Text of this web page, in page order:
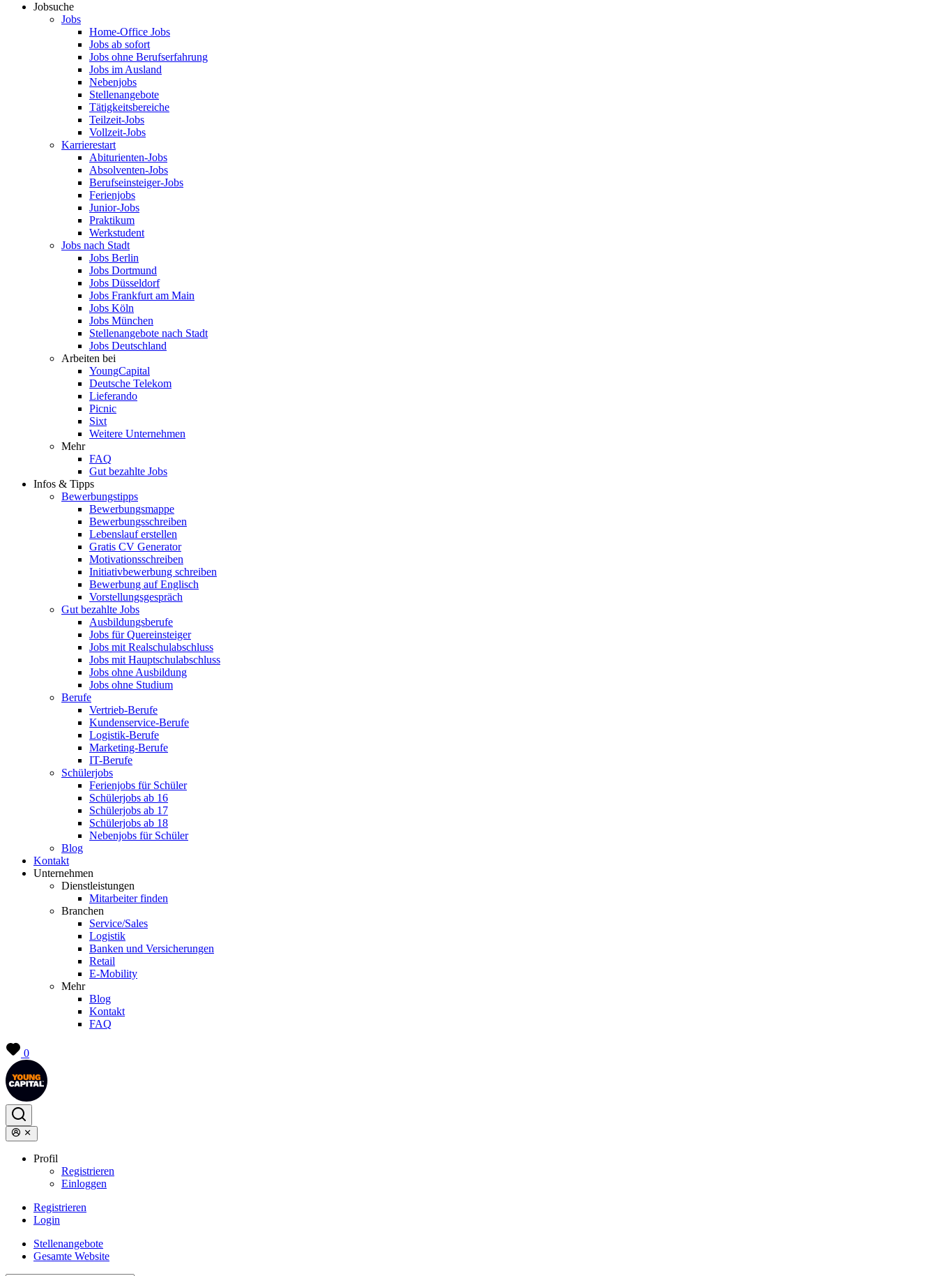
Jobsuche
Jobs
Home-Office Jobs
Jobs ab sofort
Jobs ohne Berufserfahrung
Jobs im Ausland
Nebenjobs
Stellenangebote
Tätigkeitsbereiche
Teilzeit-Jobs
Vollzeit-Jobs
Karrierestart
Abiturienten-Jobs
Absolventen-Jobs
Berufseinsteiger-Jobs
Ferienjobs
Junior-Jobs
Praktikum
Werkstudent
Jobs nach Stadt
Jobs Berlin
Jobs Dortmund
Jobs Düsseldorf
Jobs Frankfurt am Main
Jobs Köln
Jobs München
Stellenangebote nach Stadt
Jobs Deutschland
Arbeiten bei
YoungCapital
Deutsche Telekom
Lieferando
Picnic
Sixt
Weitere Unternehmen
Mehr
FAQ
Gut bezahlte Jobs
Infos & Tipps
Bewerbungstipps
Bewerbungsmappe
Bewerbungsschreiben
Lebenslauf erstellen
Gratis CV Generator
Motivationsschreiben
Initiativbewerbung schreiben
Bewerbung auf Englisch
Vorstellungsgespräch
Gut bezahlte Jobs
Ausbildungsberufe
Jobs für Quereinsteiger
Jobs mit Realschulabschluss
Jobs mit Hauptschulabschluss
Jobs ohne Ausbildung
Jobs ohne Studium
Berufe
Vertrieb-Berufe
Kundenservice-Berufe
Logistik-Berufe
Marketing-Berufe
IT-Berufe
Schülerjobs
Ferienjobs für Schüler
Schülerjobs ab 16
Schülerjobs ab 17
Schülerjobs ab 18
Nebenjobs für Schüler
Blog
Kontakt
Unternehmen
Dienstleistungen
Mitarbeiter finden
Branchen
Service/Sales
Logistik
Banken und Versicherungen
Retail
E-Mobility
Mehr
Blog
Kontakt
FAQ
0
Profil
Registrieren
Einloggen
Registrieren
Login
Stellenangebote
Gesamte Website